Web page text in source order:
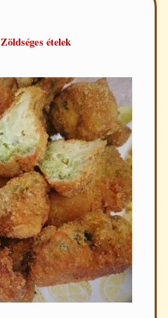
Zöldséges ételek